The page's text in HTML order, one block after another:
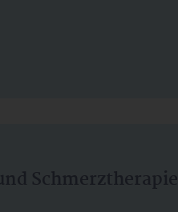
Schmerztherapie